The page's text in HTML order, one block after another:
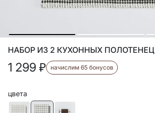
НАБОР ИЗ 2 КУХОННЫХ ПОЛОТЕНЕЦ
1 299 ₽ начислим 65 бонусов
цвета